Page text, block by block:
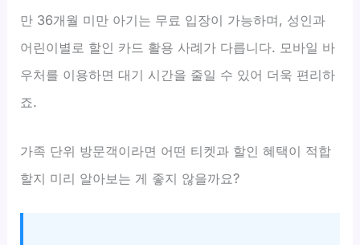
만 36개월 미만 아기는 무료 입장이 가능하며, 성인과
어린이별로 할인 카드 활용 사례가 다릅니다. 모바일 바
우처를 이용하면 대기 시간을 줄일 수 있어 더욱 편리하
죠.
가족 단위 방문객이라면 어떤 티켓과 할인 혜택이 적합
할지 미리 알아보는 게 좋지 않을까요?